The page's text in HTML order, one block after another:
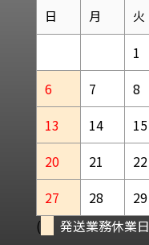
日 月 火
1
6
7 8
13
14 15
20
21 22
27
28 29
(
発送業務休業日